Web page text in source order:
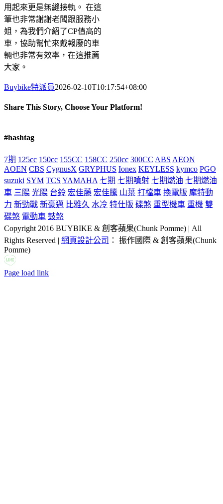
用起來更是無縫接軌。 在這
筆也非常謝謝老闆跟服務小
姐，為我們介紹了CP值高的
車，協助幫忙來戴報廢的車
輛也非常有效率，在這推薦
大家。
Buybike特派員2026-02-10T10:17:54+08:00
Share This Story, Choose Your Platform!
#hashtag
7期 125cc 150cc 155CC 158CC 250cc 300CC ABS AEON
AOEN CBS CygnusX GRYPHUS Ionex KEYLESS kymco PGO
suzuki SYM TCS YAMAHA 七期 七期噴射 七期燃油 七期燃油
車 三陽 光陽 台鈴 宏佳藤 宏佳騰 山葉 打檔車 換電版 摩特動
力 新勁戰 新豪邁 比雅久 水冷 特仕版 碟煞 重型機車 重機 雙
碟煞 電動車 鼓煞
Copyright 2016 BUYBIKE & 創客蘋果(Chunk Pomme) | All
Rights Reserved | 網頁設計公司 ： 振作國際 & 創客蘋果(Chunk
Pomme)
LINEFacebook
Email:
Page load link